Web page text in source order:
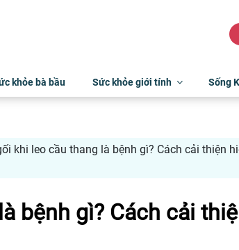
khỏe bà bầu Sức khỏe giới tính Sống
khi leo cầu thang là bệnh gì? Cách cải thiện
bệnh gì? Cách cải